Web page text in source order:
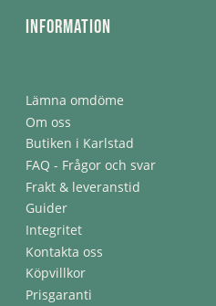
Information
Lämna omdöme
Om oss
Butiken i Karlstad
FAQ - Frågor och svar
Frakt & leveranstid
Guider
Integritet
Kontakta oss
Köpvillkor
Prisgaranti